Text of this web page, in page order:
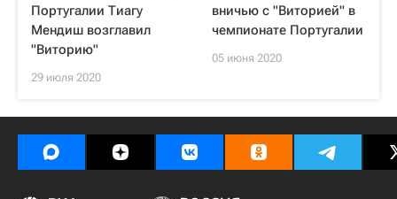
Португалии Тиагу
Мендиш возглавил
"Виторию"
29 июля 2020
вничью с "Виторией" в
чемпионате Португалии
05 июня 2020